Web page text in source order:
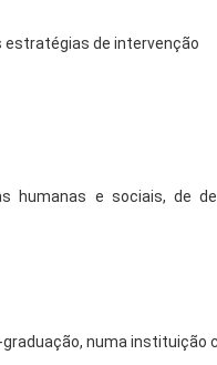
estratégias de intervenção
humanas e sociais, de
numa instituição